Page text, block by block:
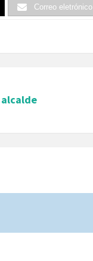
Correo eletrónico